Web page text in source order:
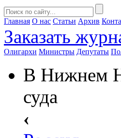
Главная О нас Статьи Архив
Заказать
Олигархи Министры Депутаты
В Нижнем
суда
‹